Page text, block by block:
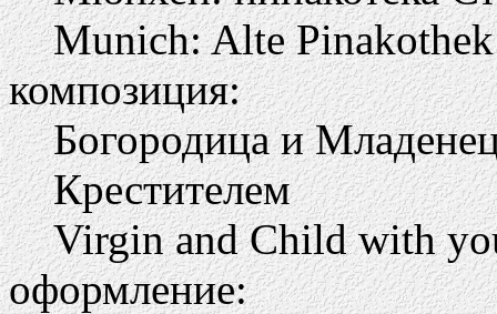
Munich: Alte Pinakothek
композиция:
Богородица и
Крестителем
Virgin and Child with
оформление: